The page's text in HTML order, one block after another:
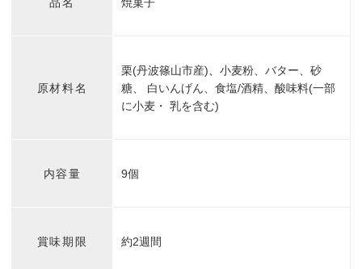
原材料名
栗(丹波篠山市産)、小麦粉、バター、砂
糖、 白いんげん、食塩/酒精、酸味料(一部
に小麦・ 乳を含む)
内容量 9個
賞味期限 約2週間